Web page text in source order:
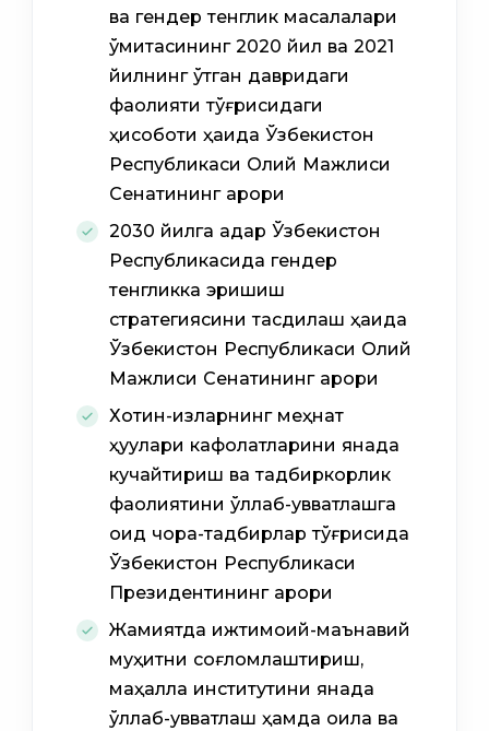
ва гендер тенглик масалалари
қўмитасининг 2020 йил ва 2021
йилнинг ўтган давридаги
фаолияти тўғрисидаги
ҳисоботи ҳақида Ўзбекистон
Республикаси Олий Мажлиси
Сенатининг қарори
2030 йилга қадар Ўзбекистон
Республикасида гендер
тенгликка эришиш
стратегиясини тасдиқлаш ҳақида
Ўзбекистон Республикаси Олий
Мажлиси Сенатининг қарори
Хотин-қизларнинг меҳнат
ҳуқуқлари кафолатларини янада
кучайтириш ва тадбиркорлик
фаолиятини қўллаб-қувватлашга
оид чора-тадбирлар тўғрисида
Ўзбекистон Республикаси
Президентининг қарори
Жамиятда ижтимоий-маънавий
муҳитни соғломлаштириш,
маҳалла институтини янада
қўллаб-қувватлаш ҳамда оила ва